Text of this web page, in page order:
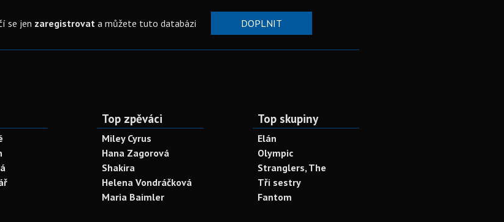
se jen zaregistrovata můžete tuto databázi DOPLNIT
Top zpěváci
Miley Cyrus
Hana Zagorová
Shakira
Helena Vondráčková
Maria Baimler
Top skupiny
Elán
Olympic
Stranglers, The
Tři sestry
Fantom